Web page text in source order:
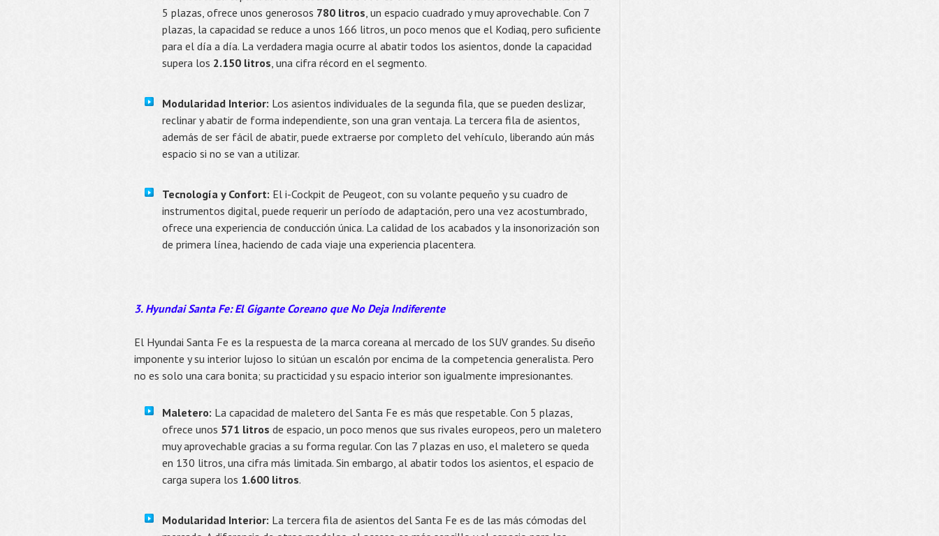
5 plazas, ofrece unos generosos 780 litros, un espacio cuadrado y muy aprovechable. Con 7
plazas, la capacidad se reduce a unos 166 litros, un poco menos que el Kodiaq, pero suficiente
para el día a día. La verdadera magia ocurre al abatir todos los asientos, donde la capacidad
supera los 2.150 litros, una cifra récord en el segmento.
Modularidad Interior: Los asientos individuales de la segunda fila, que se pueden deslizar,
reclinar y abatir de forma independiente, son una gran ventaja. La tercera fila de asientos,
además de ser fácil de abatir, puede extraerse por completo del vehículo, liberando aún más
espacio si no se van a utilizar.
Tecnología y Confort: El i-Cockpit de Peugeot, con su volante pequeño y su cuadro de
instrumentos digital, puede requerir un período de adaptación, pero una vez acostumbrado,
ofrece una experiencia de conducción única. La calidad de los acabados y la insonorización son
de primera línea, haciendo de cada viaje una experiencia placentera.
3. Hyundai Santa Fe: El Gigante Coreano que No Deja Indiferente
El Hyundai Santa Fe es la respuesta de la marca coreana al mercado de los SUV grandes. Su diseño
imponente y su interior lujoso lo sitúan un escalón por encima de la competencia generalista. Pero
no es solo una cara bonita; su practicidad y su espacio interior son igualmente impresionantes.
Maletero: La capacidad de maletero del Santa Fe es más que respetable. Con 5 plazas,
ofrece unos 571 litros de espacio, un poco menos que sus rivales europeos, pero un maletero
muy aprovechable gracias a su forma regular. Con las 7 plazas en uso, el maletero se queda
en 130 litros, una cifra más limitada. Sin embargo, al abatir todos los asientos, el espacio de
carga supera los 1.600 litros.
Modularidad Interior: La tercera fila de asientos del Santa Fe es de las más cómodas del